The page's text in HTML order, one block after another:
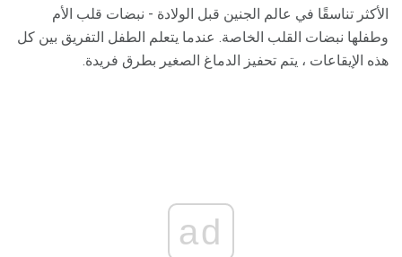
الأكثر تناسقًا في عالم الجنين قبل الولادة - نبضات قلب الأم
وطفلها نبضات القلب الخاصة. عندما يتعلم الطفل التفريق بين كل
هذه الإيقاعات ، يتم تحفيز الدماغ الصغير بطرق فريدة.
ad